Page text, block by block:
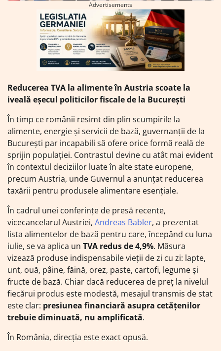
Advertisements
Reducerea TVA la alimente în Austria scoate la
iveală eșecul politicilor fiscale de la București
În timp ce românii resimt din plin scumpirile la
alimente, energie și servicii de bază, guvernanții de la
București par incapabili să ofere orice formă reală de
sprijin populației. Contrastul devine cu atât mai evident
în contextul deciziilor luate în alte state europene,
precum Austria, unde Guvernul a anunțat reducerea
taxării pentru produsele alimentare esențiale.
În cadrul unei conferințe de presă recente,
vicecancelarul Austriei, Andreas Babler, a prezentat
lista alimentelor de bază pentru care, începând cu luna
iulie, se va aplica un TVA redus de 4,9%. Măsura
vizează produse indispensabile vieții de zi cu zi: lapte,
unt, ouă, pâine, făină, orez, paste, cartofi, legume și
fructe de bază. Chiar dacă reducerea de preț la nivelul
fiecărui produs este modestă, mesajul transmis de stat
este clar: presiunea financiară asupra cetățenilor
trebuie diminuată, nu amplificată.
În România, direcția este exact opusă.